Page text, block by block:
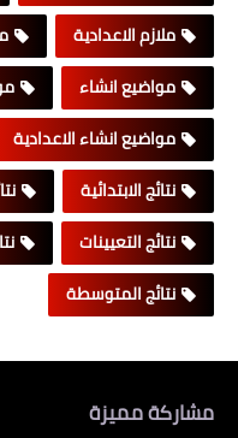
ملازم الاعدادية
مواضيع انشاء
مواضيع انشاء الاعدادية
نتائج الابتدائية
نتائج التعيينات
نتائج المتوسطة
مشاركة مميزة